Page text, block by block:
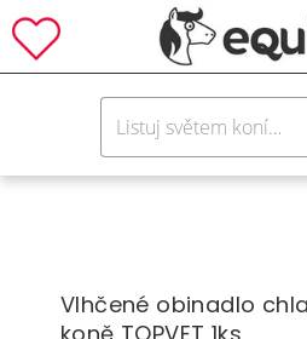
Vlhčené obinadlo